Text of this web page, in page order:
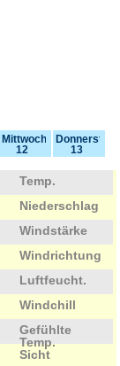
Mittwoch
12
Donnerstag
13
Temp.
Niederschlag
Windstärke
Windrichtung
Luftfeucht.
Windchill
Gefühlte
Temp.
Sicht